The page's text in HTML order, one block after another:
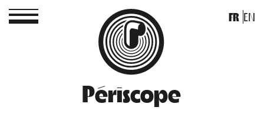
Périscope
FR EN